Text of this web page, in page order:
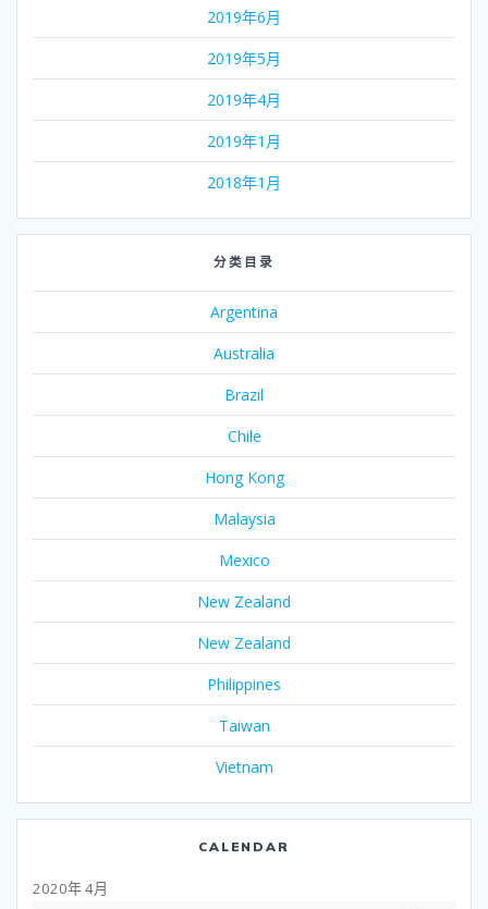
2019年6月
2019年5月
2019年4月
2019年1月
2018年1月
分类目录
Argentina
Australia
Brazil
Chile
Hong Kong
Malaysia
Mexico
New Zealand
New Zealand
Philippines
Taiwan
Vietnam
CALENDAR
2020年 4月